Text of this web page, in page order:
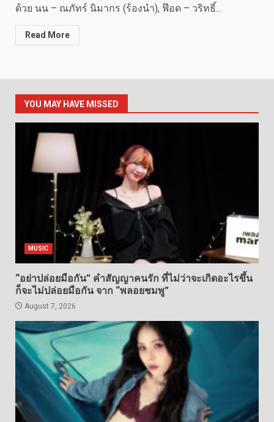
ด้วย นน – ณภัทร์ นิมากร (ร้องนำ), ฟ๊อด – วริทธิ์...
Read More
YOU MAY HAVE MISSED
MUSIC
“อย่าปล่อยมือกัน” คำสัญญาคนรัก ที่ไม่ว่าจะเกิดอะไรขึ้น
ก็จะไม่ปล่อยมือกัน จาก “พลอยชมพู”
August 7, 2026